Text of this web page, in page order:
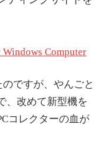
Windows Computer
ですが、やんごと
、改めて新型機を
コレクターの血が